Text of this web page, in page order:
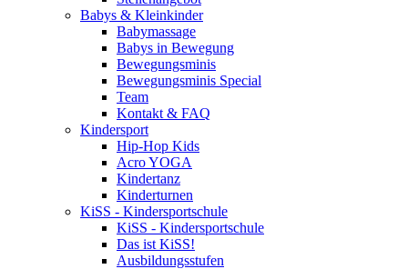
Babys & Kleinkinder
Babymassage
Babys in Bewegung
Bewegungsminis
Bewegungsminis Special
Team
Kontakt & FAQ
Kindersport
Hip-Hop Kids
Acro YOGA
Kindertanz
Kinderturnen
KiSS - Kindersportschule
KiSS - Kindersportschule
Das ist KiSS!
Ausbildungsstufen